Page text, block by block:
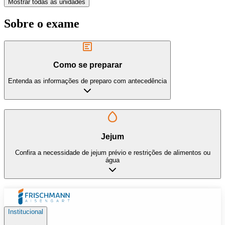
Mostrar todas as unidades
Sobre o exame
Como se preparar
Entenda as informações de preparo com antecedência
Jejum
Confira a necessidade de jejum prévio e restrições de alimentos ou
água
Institucional